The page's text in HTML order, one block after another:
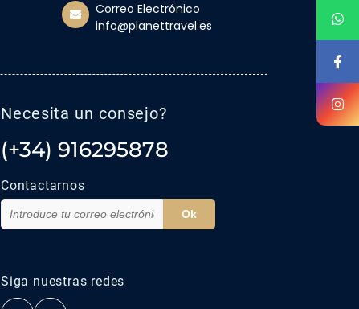
Correo Electrónico
info@planettravel.es
Necesita un consejo?
(+34) 916295878
Contactarnos
Ok
Siga nuestras redes